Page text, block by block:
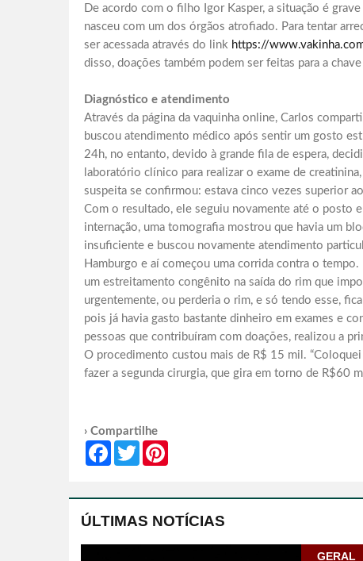
De acordo com o filho Igor Kasper, a situação é
nasceu com um dos órgãos atrofiado. Para tentar
ser acessada através do link https://
disso, doações também podem ser feitas para a
Diagnóstico e atendimento
Através da página da vaquinha online, Carlos
buscou atendimento médico após sentir um gosto
24h, no entanto, devido à grande fila de espera,
laboratório clínico para realizar o exame de
suspeita se confirmou: estava cinco vezes superior
Com o resultado, ele seguiu novamente até o posto
internação, uma tomografia mostrou que havia um
insuficiente e buscou novamente atendimento
Hamburgo e aí começou uma corrida contra o
um estreitamento congênito na saída do rim que
urgentemente, ou perderia o rim, e só tendo esse,
pois já havia gasto bastante dinheiro em exames e
pessoas que contribuíram com doações, realizou a
O procedimento custou mais de R$ 15 mil.
fazer a segunda cirurgia, que gira em torno de R$60
› Compartilhe
FacebookTwitter
ÚLTIMAS NOTÍCIAS
GERAL